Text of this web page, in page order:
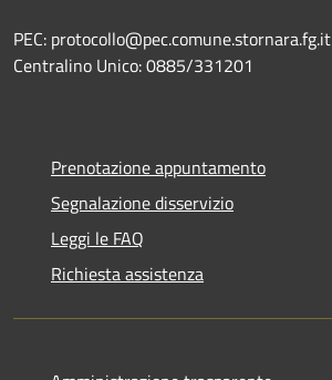
PEC: protocollo@pec.comune.stornara.fg.it
Centralino Unico: 0885/331201
Prenotazione appuntamento
Segnalazione disservizio
Leggi le FAQ
Richiesta assistenza